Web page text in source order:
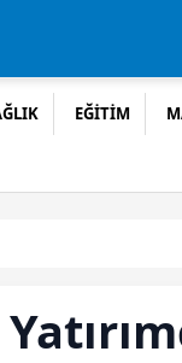
EĞİTİM